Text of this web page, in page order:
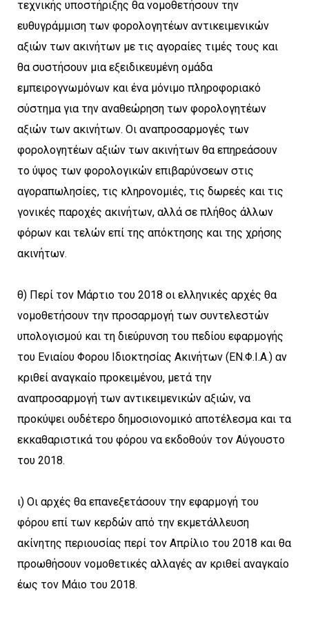
τεχνικής υποστήριξης θα νομοθετήσουν την
ευθυγράμμιση των φορολογητέων αντικειμενικών
αξιών των ακινήτων με τις αγοραίες τιμές τους και
θα συστήσουν μια εξειδικευμένη ομάδα
εμπειρογνωμόνων και ένα μόνιμο πληροφοριακό
σύστημα για την αναθεώρηση των φορολογητέων
αξιών των ακινήτων. Οι αναπροσαρμογές των
φορολογητέων αξιών των ακινήτων θα επηρεάσουν
το ύψος των φορολογικών επιβαρύνσεων στις
αγοραπωλησίες, τις κληρονομιές, τις δωρεές και τις
γονικές παροχές ακινήτων, αλλά σε πλήθος άλλων
φόρων και τελών επί της απόκτησης και της χρήσης
ακινήτων.
θ) Περί τον Μάρτιο του 2018 οι ελληνικές αρχές θα
νομοθετήσουν την προσαρμογή των συντελεστών
υπολογισμού και τη διεύρυνση του πεδίου εφαρμογής
του Ενιαίου Φορου Ιδιοκτησίας Ακινήτων (ΕΝ.Φ.Ι.Α.) αν
κριθεί αναγκαίο προκειμένου, μετά την
αναπροσαρμογή των αντικειμενικών αξιών, να
προκύψει ουδέτερο δημοσιονομικό αποτέλεσμα και τα
εκκαθαριστικά του φόρου να εκδοθούν τον Αύγουστο
του 2018.
ι) Οι αρχές θα επανεξετάσουν την εφαρμογή του
φόρου επί των κερδών από την εκμετάλλευση
ακίνητης περιουσίας περί τον Απρίλιο του 2018 και θα
προωθήσουν νομοθετικές αλλαγές αν κριθεί αναγκαίο
έως τον Μάιο του 2018.